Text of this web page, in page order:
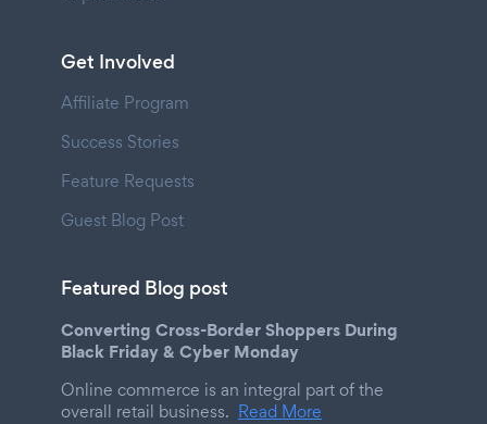
Get Involved
Affiliate Program
Success Stories
Feature Requests
Guest Blog Post
Featured Blog post
Converting Cross-Border Shoppers During
Black Friday & Cyber Monday
Online commerce is an integral part of the
overall retail business. Read More